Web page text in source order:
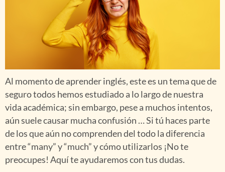
Al momento de aprender inglés, este es un tema que de
seguro todos hemos estudiado a lo largo de nuestra
vida académica; sin embargo, pese a muchos intentos,
aún suele causar mucha confusión … Si tú haces parte
de los que aún no comprenden del todo la diferencia
entre “many” y “much” y cómo utilizarlos ¡No te
preocupes! Aquí te ayudaremos con tus dudas.